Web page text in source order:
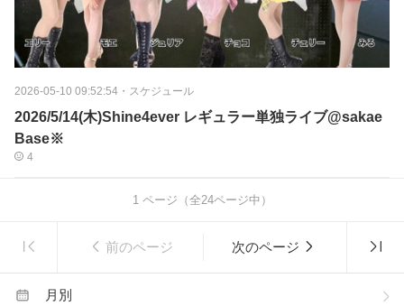
2026-05-10 09:52:54 ・ スケジュール
2026/5/14(木)Shine4ever レギュラー単独ライブ@sakae
Base※
4
1ページ（全24ページ中）
前のページ 次のページ
月別